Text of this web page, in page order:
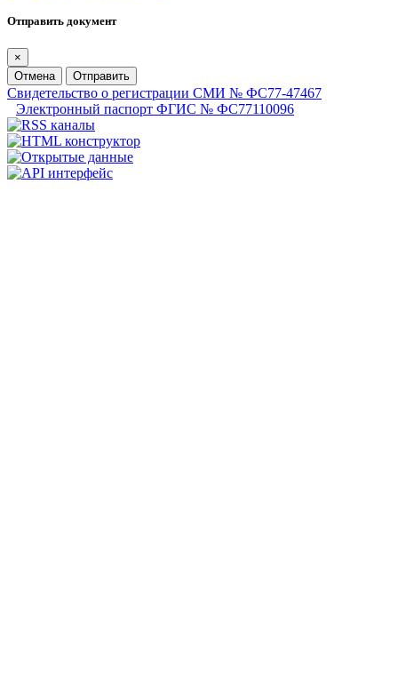
Отправить документ
×
Отмена
Отправить
Свидетельство о регистрации СМИ № ФС77-47467
Электронный паспорт ФГИС № ФС77110096